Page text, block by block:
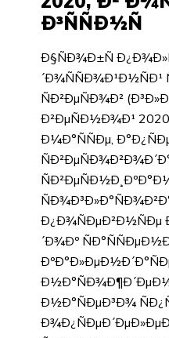
Ð³ÑÑÐ½Ñ
Ð§ÑÐ¾Ð±Ñ
´Ð¾ÑÑÐ¾Ð¹Ð½ÑÐ¹
ÑÐ²ÐµÑÐ¾Ð²
Ð²ÐµÑÐ½Ð¾Ð¹ 2020
Ð¼Ð°ÑÑÐµ,
Ð¿Ð¾ÑÐµÐ²Ð½ÑÐµ
´Ð¾Ðº
Ð½Ð°ÑÐµÐ³Ð¾